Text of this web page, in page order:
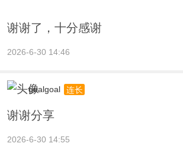
谢谢了，十分感谢
2026-6-30 14:46
goalgoal 连长
谢谢分享
2026-6-30 14:55